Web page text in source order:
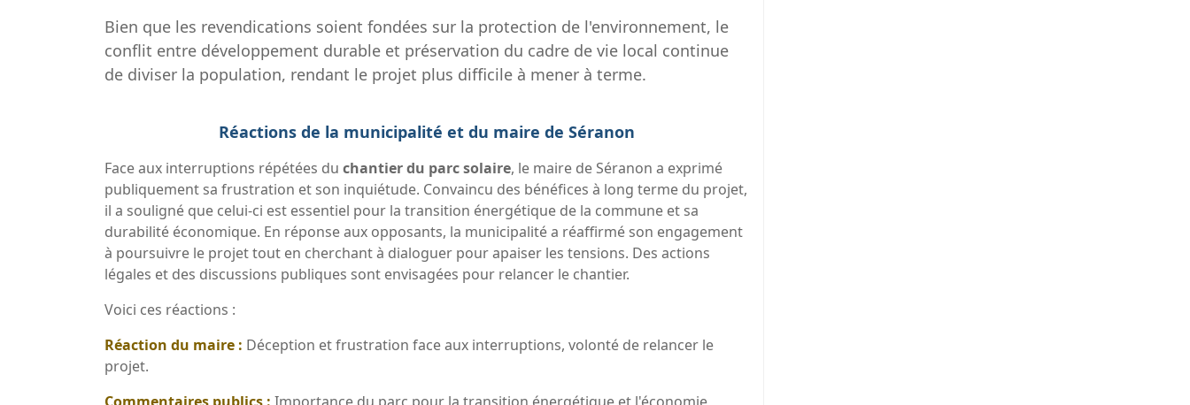
Bien que les revendications soient fondées sur la protection de l'environnement, le
conflit entre développement durable et préservation du cadre de vie local continue
de diviser la population, rendant le projet plus difficile à mener à terme.
Réactions de la municipalité et du maire de Séranon
Face aux interruptions répétées du chantier du parc solaire, le maire de Séranon a exprimé
publiquement sa frustration et son inquiétude. Convaincu des bénéfices à long terme du projet,
il a souligné que celui-ci est essentiel pour la transition énergétique de la commune et sa
durabilité économique. En réponse aux opposants, la municipalité a réaffirmé son engagement
à poursuivre le projet tout en cherchant à dialoguer pour apaiser les tensions. Des actions
légales et des discussions publiques sont envisagées pour relancer le chantier.
Voici ces réactions :
Réaction du maire : Déception et frustration face aux interruptions, volonté de relancer le
projet.